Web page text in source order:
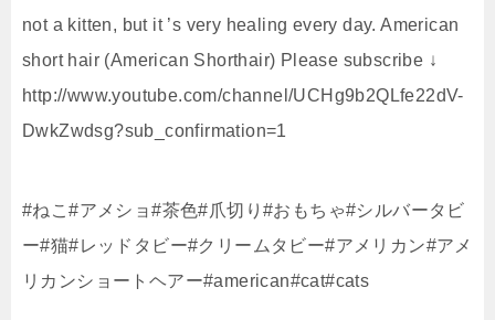
not a kitten, but it ’s very healing every day. American
short hair (American Shorthair) Please subscribe ↓
http://www.youtube.com/channel/UCHg9b2QLfe22dV-
DwkZwdsg?sub_confirmation=1
#ねこ#アメショ#茶色#爪切り#おもちゃ#シルバータビ
ー#猫#レッドタビー#クリームタビー#アメリカン#アメ
リカンショートヘアー#american#cat#cats